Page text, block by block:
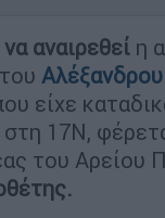
να αναιρεθεί η
Αλέξανδρου
είχε
17Ν,
του Αρείου